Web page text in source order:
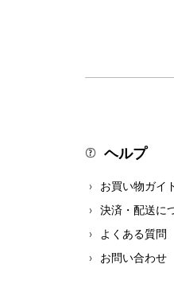
ヘルプ
お買い物ガイ
決済・配送に
よくある質問
お問い合わせ